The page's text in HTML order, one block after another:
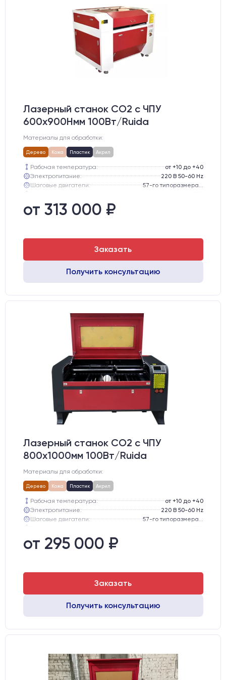
Лазерный станок CO2 c ЧПУ
600х900Hмм 100Вт/Ruida
Материалы для обработки:
Дерево Кожа Пластик Акрил
Рабочая температура:
от +10 до +40
Электропитание:
220 В 50-60 Hz
Шаговые двигатели:
Направляющие оси Y:
Направляющие оси Х:
от 313 000 ₽
Заказать
Получить консультацию
Лазерный станок CO2 c ЧПУ
800х1000мм 100Вт/Ruida
Материалы для обработки:
Дерево Кожа Пластик Акрил
Рабочая температура:
от +10 до +40
Электропитание:
220 В 50-60 Hz
Шаговые двигатели:
Направляющие оси Y:
Направляющие оси Х:
от 295 000 ₽
Заказать
Получить консультацию